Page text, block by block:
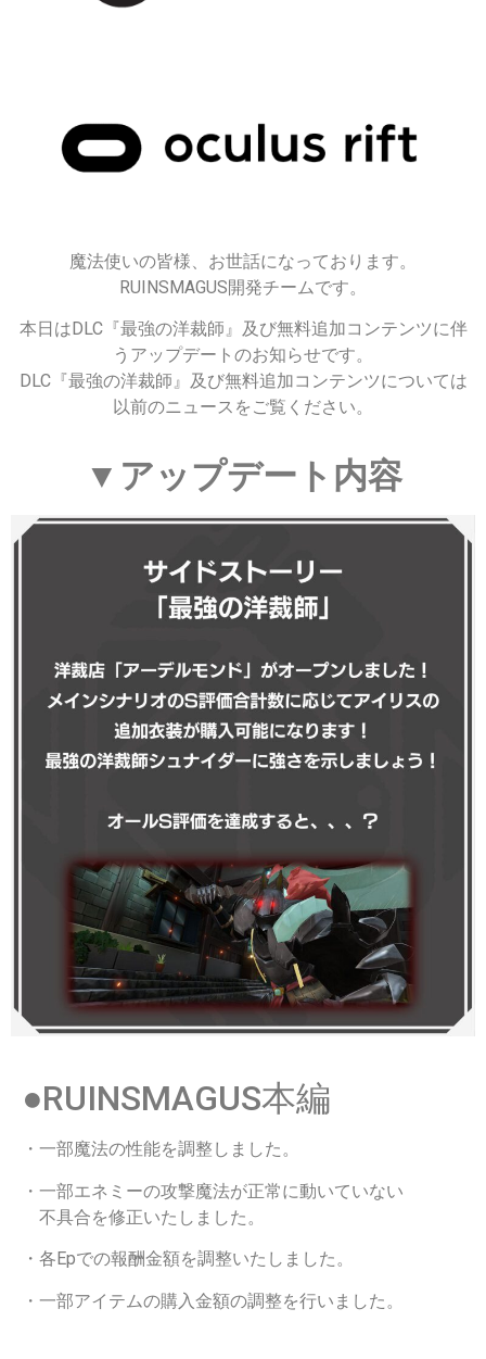
魔法使いの皆様、お世話になっております。
RUINSMAGUS開発チームです。
本日はDLC『最強の洋裁師』及び無料追加コンテンツに伴
うアップデートのお知らせです。
DLC『最強の洋裁師』及び無料追加コンテンツについては
以前のニュースをご覧ください。
▼アップデート内容
●RUINSMAGUS本編
・一部魔法の性能を調整しました。
・一部エネミーの攻撃魔法が正常に動いていない
不具合を修正いたしました。
・各Epでの報酬金額を調整いたしました。
・一部アイテムの購入金額の調整を行いました。